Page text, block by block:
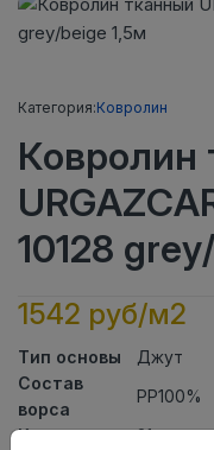
Категория:Ковролин
Ковролин
10128
1542 руб/м2
Тип основы
Джут
Состав
ворса
PP100%
Класс
21кл